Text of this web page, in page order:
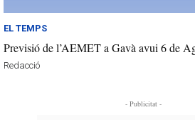
EL TEMPS
Previsió de l’AEMET a Gavà avui 6 de
Redacció
- Publicitat -